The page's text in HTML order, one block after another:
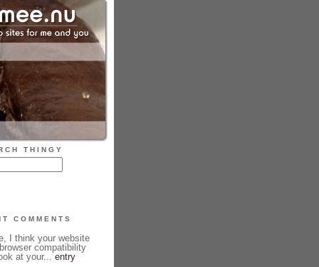
THINGY
COMMENTS
I think your website
compatibility
at your... entry